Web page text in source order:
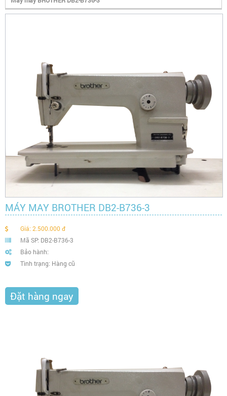
MÁY MAY BROTHER DB2-B736-3
Giá: 2.500.000 đ
Mã SP: DB2-B736-3
Bảo hành:
Tình trạng: Hàng cũ